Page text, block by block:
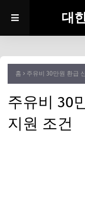
대
홈 주유비 30만원 환급
주유비 30
지원 조건